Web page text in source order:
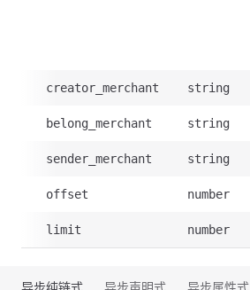
creator_merchant string
belong_merchant string
sender_merchant string
offset number
limit number
异步纯链式 异步声明式 异步属性式